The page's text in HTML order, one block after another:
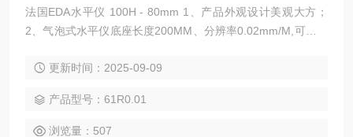
法国EDA水平仪 100H - 80mm 1、产品外观设计美观大方；
2、气泡式水平仪底座长度200MM、分辨率0.02mm/M,可选配
常年保持精度。
更新时间：2025-09-09
产品型号：61R0.01
浏览量：507